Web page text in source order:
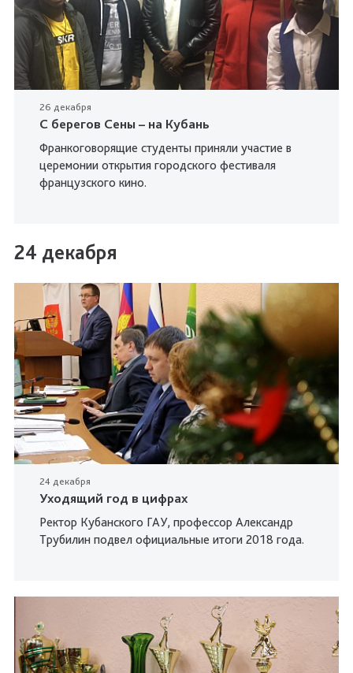
26 декабря
С берегов Сены – на Кубань
Франкоговорящие студенты приняли участие в
церемонии открытия городского фестиваля
французского кино.
24 декабря
24 декабря
Уходящий год в цифрах
Ректор Кубанского ГАУ, профессор Александр
Трубилин подвел официальные итоги 2018 года.